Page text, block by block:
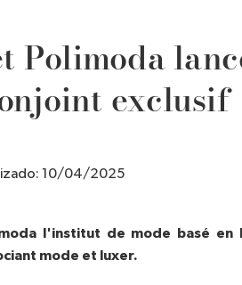
Polimoda
exclusif
10/04/2025
l'institut de mode basé
mode et luxer.